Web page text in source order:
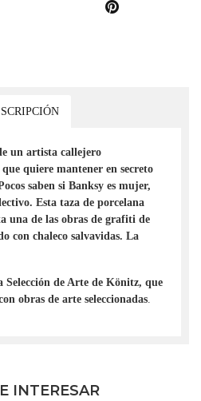
un artista callejero
quiere mantener en secreto
saben si Banksy es mujer,
Esta taza de porcelana
una de las obras de grafiti de
con chaleco salvavidas. La
de Arte de Könitz, que
obras de arte seleccionadas.
INTERESAR